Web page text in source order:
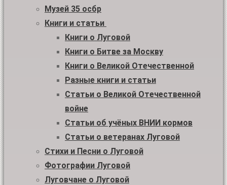
Музей 35 осбр
Книги и статьи
Книги о Луговой
Книги о Битве за Москву
Книги о Великой Отечественной
Разные книги и статьи
Статьи о Великой Отечественной
войне
Статьи об учёных ВНИИ кормов
Статьи о ветеранах Луговой
Стихи и Песни о Луговой
Фотографии Луговой
Луговчане о Луговой